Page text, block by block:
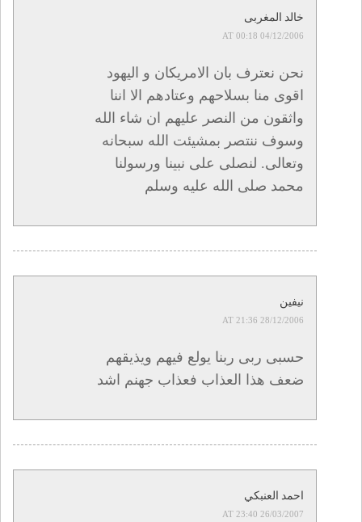
خالد المغربى
04/12/2006 AT 00:18
نحن نعترف بان الامريكان و اليهود
اقوى منا بسلاحهم وعتادهم الا اننا
واثقون من النصر عليهم ان شاء الله
وسوف ننتصر بمشيئت الله سبحانه
وتعالى. لنصلى على نبينا ورسولنا
محمد صلى الله عليه وسلم
نيفين
28/12/2006 AT 21:36
حسبى ربى ربنا يولع فيهم ويذيقهم
ضعف هذا العذاب فعذاب جهنم اشد
احمد العنبكي
26/03/2007 AT 23:40